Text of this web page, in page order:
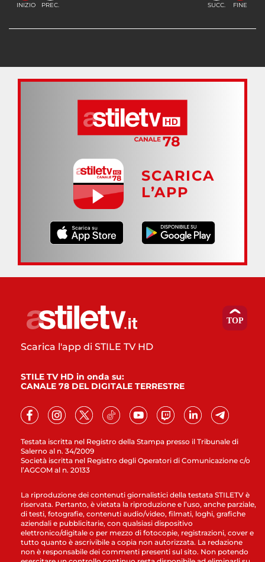
INIZIO PREC. SUCC. FINE
SCARICA
L’APP
Testata iscritta nel Registro della Stampa presso il Tribunale di
Salerno al n. 34/2009
Società iscritta nel Registro degli Operatori di Comunicazione c/o
l’AGCOM al n. 20133
Scarica l'app di STILE TV HD
STILE TV HD in onda su:
CANALE 78 DEL DIGITALE TERRESTRE
La riproduzione dei contenuti giornalistici della testata STILETV è
riservata. Pertanto, è vietata la riproduzione e l’uso, anche parziale,
di testi, fotografie, contenuti audio/video, filmati, loghi, grafiche
aziendali e pubblicitarie, con qualsiasi dispositivo
elettronico/digitale o per mezzo di fotocopie, registrazioni, cover e
tutto quanto è ascrivibile a copia non autorizzata. La redazione
non è responsabile dei commenti presenti sul sito. Non potendo